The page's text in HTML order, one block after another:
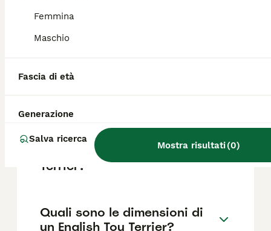
Femmina
Maschio
Fascia di età
Generazione
Salva ricerca
Mostra risultati(0)
di taglia piccola?
Quanto costa un English Toy
Terrier?
Quali sono le dimensioni di
un English Toy Terrier?